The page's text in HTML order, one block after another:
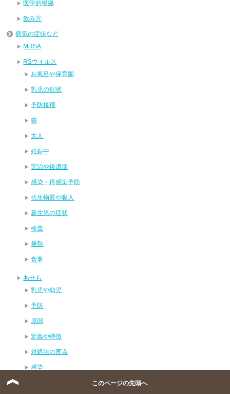
医学的根拠
飲み方
病気の症状など
MRSA
RSウイルス
お風呂や保育園
乳児の症状
予防接種
咳
大人
妊娠中
完治や後遺症
感染・再感染予防
抗生物質や吸入
新生児の症状
検査
発熱
食事
あせも
乳児や幼児
予防
原因
定義や特徴
対処法の盲点
感染
このページの先頭へ